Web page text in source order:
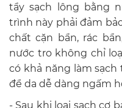
tẩy sạch lông bằng
trình này phải đảm
chất cặn bẩn, rác
nước tro không chỉ
có khả năng làm sạch
để da dễ dàng ngấm
- Sau khi loại sạch cơ